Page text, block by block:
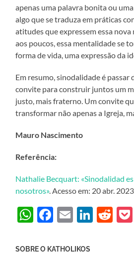
apenas uma palavra bonita ou
algo que se traduza em práticas
atitudes que expressem essa nova
aos poucos, essa mentalidade se
forma de vida, uma expressão da
Em resumo, sinodalidade é passar
convite para construir juntos um
justo, mais fraterno. Um convite
transformar não apenas a Igreja,
Mauro Nascimento
Referência:
Nathalie Becquart: «Sinodalidad
nosotros». Acesso em: 20 abr.
WhatsApp
Facebook
Email
SOBRE O KATHOLIKOS